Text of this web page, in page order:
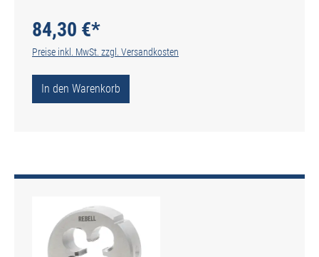
84,30 €*
Preise inkl. MwSt. zzgl. Versandkosten
In den Warenkorb